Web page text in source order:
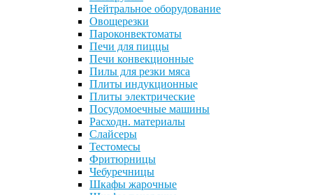
Нейтральное оборудование
Овощерезки
Пароконвектоматы
Печи для пиццы
Печи конвекционные
Пилы для резки мяса
Плиты индукционные
Плиты электрические
Посудомоечные машины
Расходн. материалы
Слайсеры
Тестомесы
Фритюрницы
Чебуречницы
Шкафы жарочные